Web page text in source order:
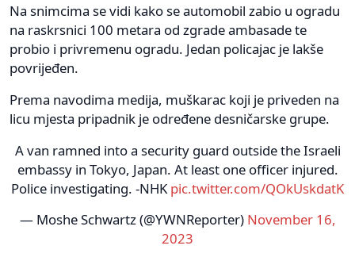
Na snimcima se vidi kako se automobil zabio u ogradu
na raskrsnici 100 metara od zgrade ambasade te
probio i privremenu ogradu. Jedan policajac je lakše
povrijeđen.
Prema navodima medija, muškarac koji je priveden na
licu mjesta pripadnik je određene desničarske grupe.
A van ramned into a security guard outside the Israeli
embassy in Tokyo, Japan. At least one officer injured.
Police investigating. -NHKpic.twitter.com/QOkUskdatK
— Moshe Schwartz (@YWNReporter) November 16,
2023